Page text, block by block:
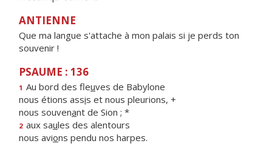
ANTIENNE
Que ma langue s'attache à mon palais si je perds ton
souvenir !
PSAUME : 136
1 Au bord des fleuves de Babylone
nous étions assis et nous pleurions, +
nous souvenant de Sion ; *
2 aux saules des alentours
nous avions pendu nos harpes.